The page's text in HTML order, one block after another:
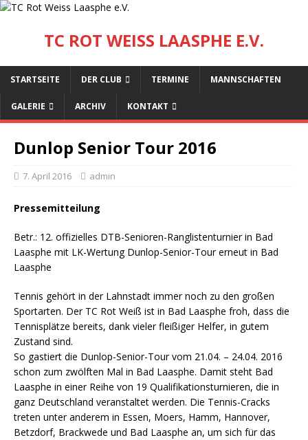
TC ROT WEISS LAASPHE E.V.
STARTSEITE DER CLUB TERMINE MANNSCHAFTEN
GALERIE ARCHIV KONTAKT
Dunlop Senior Tour 2016
7. April 2016 admin
Pressemitteilung
Betr.: 12. offizielles DTB-Senioren-Ranglistenturnier in Bad
Laasphe mit LK-Wertung Dunlop-Senior-Tour erneut in Bad
Laasphe
Tennis gehört in der Lahnstadt immer noch zu den großen
Sportarten. Der TC Rot Weiß ist in Bad Laasphe froh, dass die
Tennisplätze bereits, dank vieler fleißiger Helfer, in gutem
Zustand sind.
So gastiert die Dunlop-Senior-Tour vom 21.04. – 24.04. 2016
schon zum zwölften Mal in Bad Laasphe. Damit steht Bad
Laasphe in einer Reihe von 19 Qualifikationsturnieren, die in
ganz Deutschland veranstaltet werden. Die Tennis-Cracks
treten unter anderem in Essen, Moers, Hamm, Hannover,
Betzdorf, Brackwede und Bad Laasphe an, um sich für das